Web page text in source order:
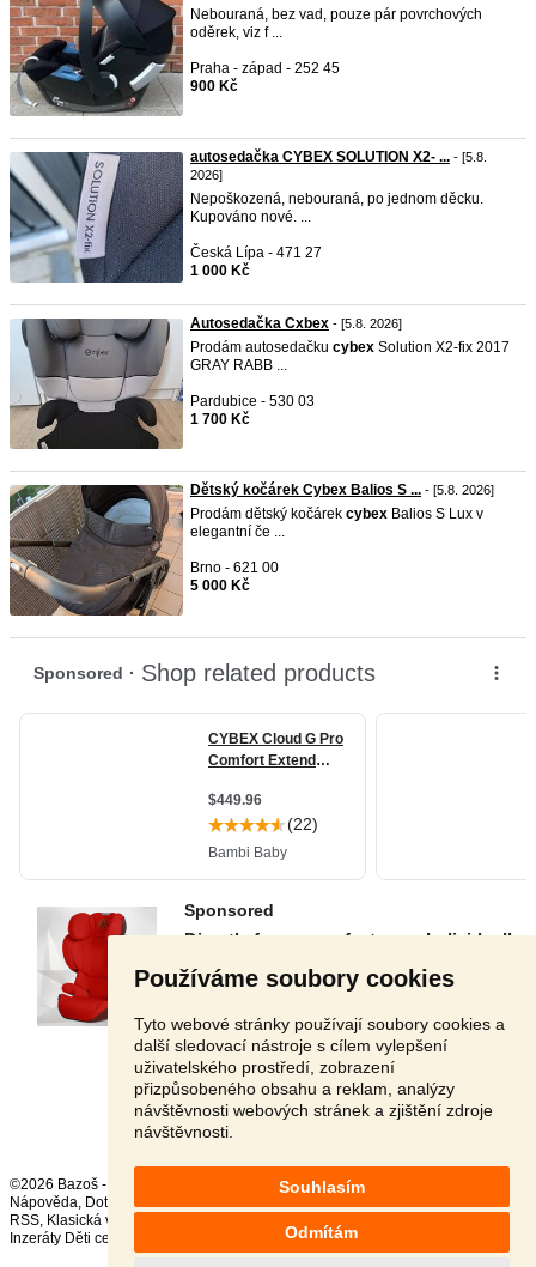
Používáme soubory cookies
Tyto webové stránky používají soubory cookies a
další sledovací nástroje s cílem vylepšení
uživatelského prostředí, zobrazení
přizpůsobeného obsahu a reklam, analýzy
návštěvnosti webových stránek a zjištění zdroje
návštěvnosti.
Souhlasím
Odmítám
Nebouraná, bez vad, pouze pár povrchových
oděrek, viz f ...
Praha - západ - 252 45
900 Kč
autosedačka CYBEX SOLUTION X2- ... - [5.8.
2026]
Nepoškozená, nebouraná, po jednom děcku.
Kupováno nové. ...
Česká Lípa - 471 27
1 000 Kč
Autosedačka Cxbex - [5.8. 2026]
Prodám autosedačku cybex Solution X2-fix 2017
GRAY RABB ...
Pardubice - 530 03
1 700 Kč
Dětský kočárek Cybex Balios S ... - [5.8. 2026]
Prodám dětský kočárek cybex Balios S Lux v
elegantní če ...
Brno - 621 00
5 000 Kč
Stránka: 1 2 3 Další
©2026 Bazoš -
Nápověda, Dotazy ,
,
RSS,
Inzeráty Děti celkem:
, za 24 hodin:2582